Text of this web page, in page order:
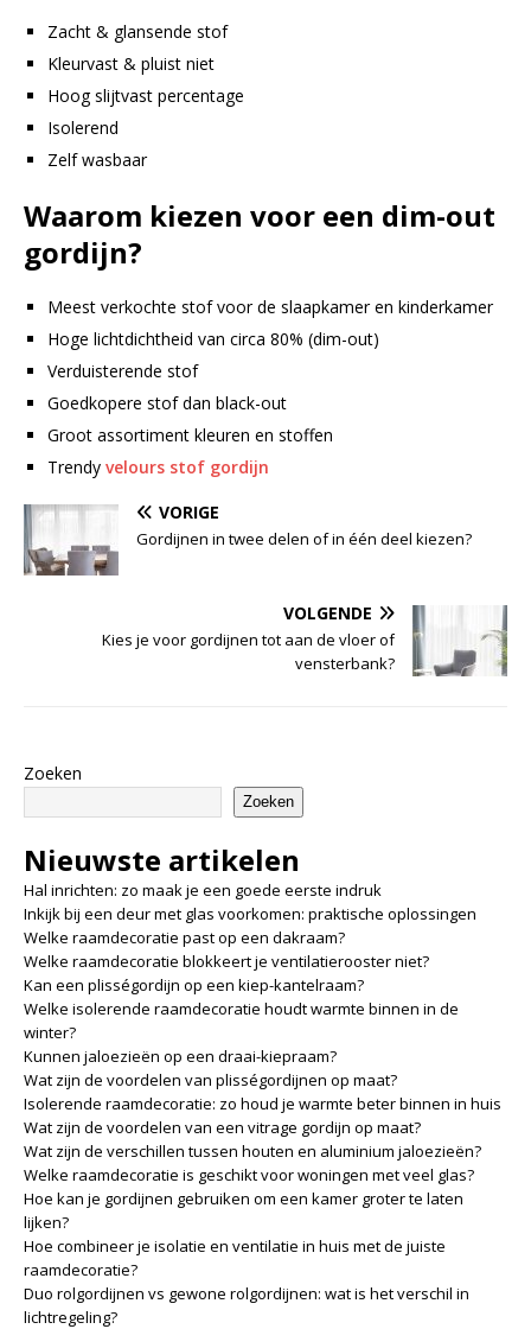
Zacht & glansende stof
Kleurvast & pluist niet
Hoog slijtvast percentage
Isolerend
Zelf wasbaar
Waarom kiezen voor een dim-out
gordijn?
Meest verkochte stof voor de slaapkamer en kinderkamer
Hoge lichtdichtheid van circa 80% (dim-out)
Verduisterende stof
Goedkopere stof dan black-out
Groot assortiment kleuren en stoffen
Trendy velours stof gordijn
VORIGE
Gordijnen in twee delen of in één deel kiezen?
VOLGENDE
Kies je voor gordijnen tot aan de vloer of
vensterbank?
Zoeken
Zoeken
Nieuwste artikelen
Hal inrichten: zo maak je een goede eerste indruk
Inkijk bij een deur met glas voorkomen: praktische oplossingen
Welke raamdecoratie past op een dakraam?
Welke raamdecoratie blokkeert je ventilatierooster niet?
Kan een plisségordijn op een kiep-kantelraam?
Welke isolerende raamdecoratie houdt warmte binnen in de
winter?
Kunnen jaloezieën op een draai-kiepraam?
Wat zijn de voordelen van plisségordijnen op maat?
Isolerende raamdecoratie: zo houd je warmte beter binnen in huis
Wat zijn de voordelen van een vitrage gordijn op maat?
Wat zijn de verschillen tussen houten en aluminium jaloezieën?
Welke raamdecoratie is geschikt voor woningen met veel glas?
Hoe kan je gordijnen gebruiken om een kamer groter te laten
lijken?
Hoe combineer je isolatie en ventilatie in huis met de juiste
raamdecoratie?
Duo rolgordijnen vs gewone rolgordijnen: wat is het verschil in
lichtregeling?